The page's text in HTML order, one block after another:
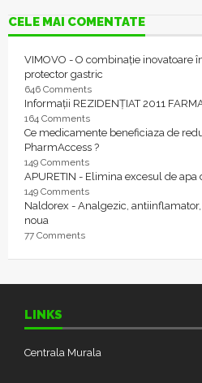
CELE MAI COMENTATE
VIMOVO - O combinație inovatoare
protector gastric
646 Comments
Informații REZIDENȚIAT 2011
164 Comments
Ce medicamente beneficiaza de
PharmAccess ?
149 Comments
APURETIN - Elimina excesul de apa
149 Comments
Naldorex - Analgezic,
noua
77 Comments
LINKS
Centrala Murala